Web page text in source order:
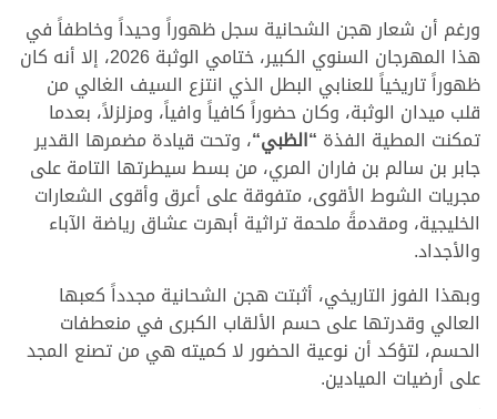
ورغم أن شعار هجن الشحانية سجل ظهوراً وحيداً وخاطفاً في
هذا المهرجان السنوي الكبير، ختامي الوثبة 2026، إلا أنه كان
ظهوراً تاريخياً للعنابي البطل الذي انتزع السيف الغالي من
قلب ميدان الوثبة، وكان حضوراً كافياً وافياً، ومزلزلاً، بعدما
تمكنت المطية الفذة “الظبي“، وتحت قيادة مضمرها القدير
جابر بن سالم بن فاران المري، من بسط سيطرتها التامة على
مجريات الشوط الأقوى، متفوقة على أعرق وأقوى الشعارات
الخليجية، ومقدمةً ملحمة تراثية أبهرت عشاق رياضة الآباء
والأجداد.
وبهذا الفوز التاريخي، أثبتت هجن الشحانية مجدداً كعبها
العالي وقدرتها على حسم الألقاب الكبرى في منعطفات
الحسم، لتؤكد أن نوعية الحضور لا كميته هي من تصنع المجد
على أرضيات الميادين.